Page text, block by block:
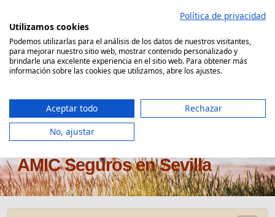
contenido
Comparador Seguro Decesos
Oficinas seguros de decesos
AMIC Seguros en Sevilla
Política de privacidad
Utilizamos cookies
Podemos utilizarlas para el análisis de los datos de nuestros visitantes,
para mejorar nuestro sitio web, mostrar contenido personalizado y
brindarle una excelente experiencia en el sitio web. Para obtener más
información sobre las cookies que utilizamos, abre los ajustes.
Aceptar todo
Rechazar
No, ajustar